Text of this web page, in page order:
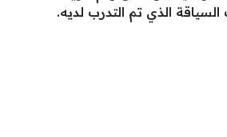
الذي تم التدرب لديه.